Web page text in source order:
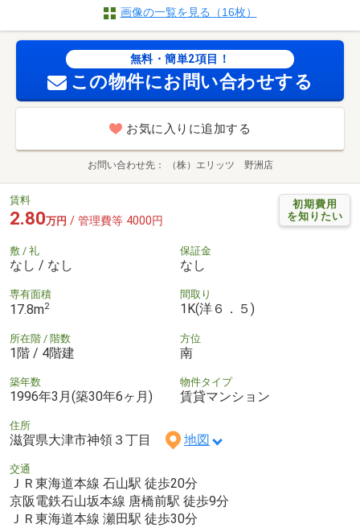
画像の一覧を見る（16枚）
無料・簡単2項目！
この物件にお問い合わせする
お気に入りに追加する
お問い合わせ先 （株）エリッツ 野洲店
初期費用
を知りたい
賃料
2.80万円 / 管理費等 4000円
敷 / 礼
なし / なし
保証金
なし
専有面積
17.8m2
間取り
1K(洋６．５)
所在階 / 階数
1階 / 4階建
方位
南
築年数
1996年3月(築30年6ヶ月)
物件タイプ
賃貸マンション
住所
滋賀県大津市神領３丁目 地図
交通
ＪＲ東海道本線 石山駅 徒歩20分
京阪電鉄石山坂本線 唐橋前駅 徒歩9分
ＪＲ東海道本線 瀬田駅 徒歩30分